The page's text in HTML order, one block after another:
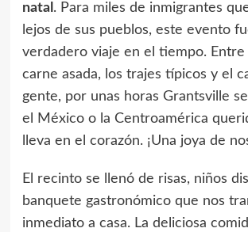
natal . Para miles de inmigrantes
lejos de sus pueblos, este evento
verdadero viaje en el tiempo. Entre
carne asada, los trajes típicos y el
gente, por unas horas Grantsville
el México o la Centroamérica
lleva en el corazón. ¡Una joya de
El recinto se llenó de risas, niños
banquete gastronómico que nos
inmediato a casa. La deliciosa